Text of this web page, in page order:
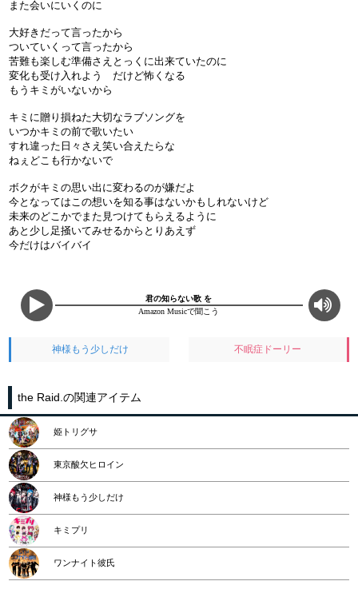
また会いにいくのに
大好きだって言ったから
ついていくって言ったから
苦難も楽しむ準備さえとっくに出来ていたのに
変化も受け入れよう だけど怖くなる
もうキミがいないから
キミに贈り損ねた大切なラブソングを
いつかキミの前で歌いたい
すれ違った日々さえ笑い合えたらな
ねぇどこも行かないで
ボクがキミの思い出に変わるのが嫌だよ
今となってはこの想いを知る事はないかもしれないけど
未来のどこかでまた見つけてもらえるように
あと少し足掻いてみせるからとりあえず
今だけはバイバイ
君の知らない歌 を
Amazon Musicで聞こう
神様もう少しだけ 不眠症ドーリー
the Raid.の関連アイテム
姫トリグサ
東京酸欠ヒロイン
神様もう少しだけ
キミプリ
ワンナイト彼氏